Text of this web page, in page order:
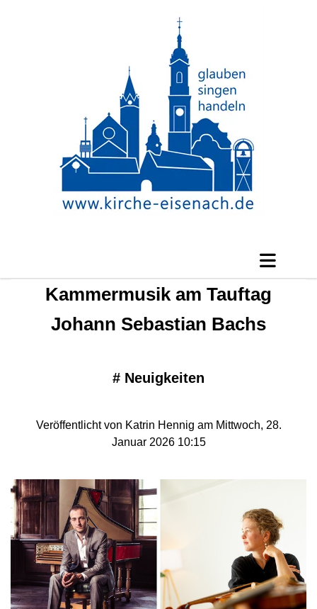
Kammermusik am Tauftag
Johann Sebastian Bachs
# Neuigkeiten
Veröffentlicht von Katrin Hennig am Mittwoch, 28.
Januar 2026 10:15